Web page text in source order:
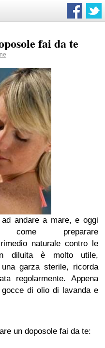
fai da te
andare a mare, e oggi
come preparare
naturale contro le
diluita è molto utile,
garza sterile, ricorda
regolarmente. Appena
di olio di lavanda e
un doposole fai da te: